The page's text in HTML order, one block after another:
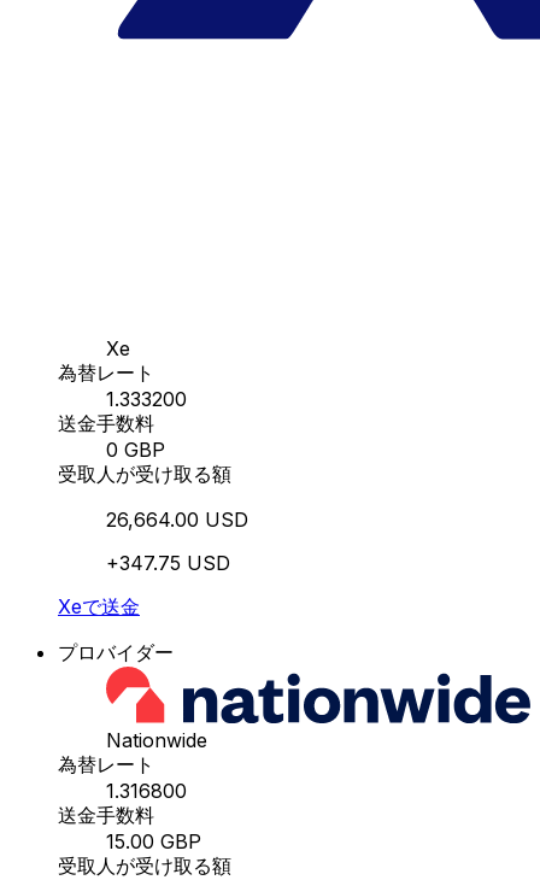
Xe
為替レート
1.333200
送金手数料
0 GBP
受取人が受け取る額
26,664.00 USD
+347.75 USD
Xeで送金
プロバイダー
Nationwide
為替レート
1.316800
送金手数料
15.00 GBP
受取人が受け取る額